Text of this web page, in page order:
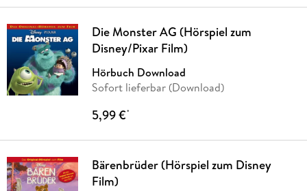
Die Monster AG (Hörspiel zum
Disney/Pixar Film)
Hörbuch Download
Sofort lieferbar (Download)
5,99 €*
Bärenbrüder (Hörspiel zum Disney
Film)